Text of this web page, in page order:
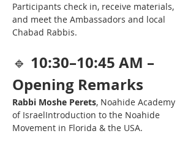
Participants check in, receive materials,
and meet the Ambassadors and local
Chabad Rabbis.
🔹 10:30–10:45 AM –
Opening Remarks
Rabbi Moshe Perets, Noahide Academy
of IsraelIntroduction to the Noahide
Movement in Florida & the USA.